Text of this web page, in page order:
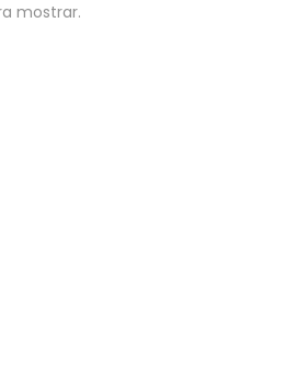
mostrar.